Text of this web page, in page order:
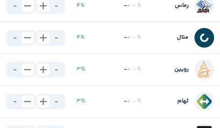
رماس -+ - %
4%
-
-
متال -+ - %
4%
-
-
رویین -+ - %
3%
-
-
ثهام -+ - %
3%
-
-